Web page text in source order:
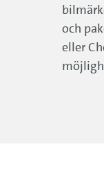
och
eller